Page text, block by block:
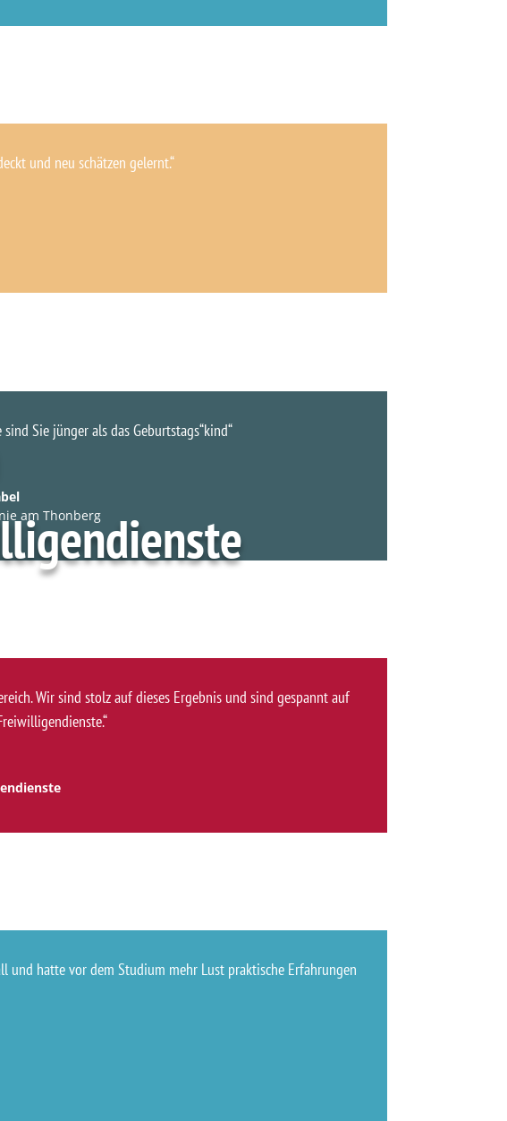
und neu schätzen gelernt.“
Sie jünger als das Geburtstags“kind“
am Thonberg
Wir sind stolz auf dieses Ergebnis und sind gespannt auf
und hatte vor dem Studium mehr Lust praktische Erfahrungen